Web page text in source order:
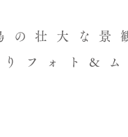
の壮大な景
りフォト&